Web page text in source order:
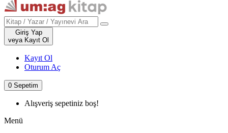
Giriş Yap
veya Kayıt Ol
Kayıt Ol
Oturum Aç
0 Sepetim
Alışveriş sepetiniz boş!
Menü